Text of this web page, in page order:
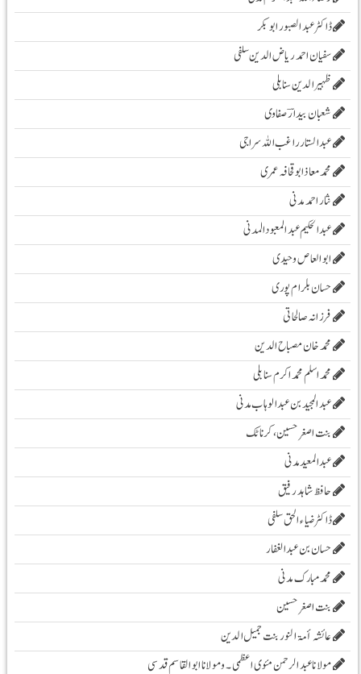
ڈاکٹر عبد الصبور ابو بکر
سفیان احمد ریاض الدین سلفی
ظہیرالدین سنابلی
شعبان بیدارؔ صفاوی
عبدالستار راغب اللہ سراجی
محمدمعاذابوقحافہ عمری
نثار احمد مدنی
عبدالحکیم عبدالمعبودالمدنی
ابو العاص وحیدی
حسان بلرام پوری
فرزانہ صالحاتی
محمد خان مصباح الدین
محمد اسلم محمد اکرم سنابلی
عبد المجید بن عبد الوہاب مدنی
بنت اصغر حسین، کرناٹک
عبدالمعید مدنی
حافظ شاہد رفیق
ڈاکٹر ضیاء الحق سلفی
حسان بن عبدالغفار
محمد مبارک مدنی
بنت اصغر حسین
عائشہ أمۃ النور بنت جمیل الدین
مولانا عبد الرحمن مئوی اعظمی ۔و مولانا ابوالقاسم قدسی